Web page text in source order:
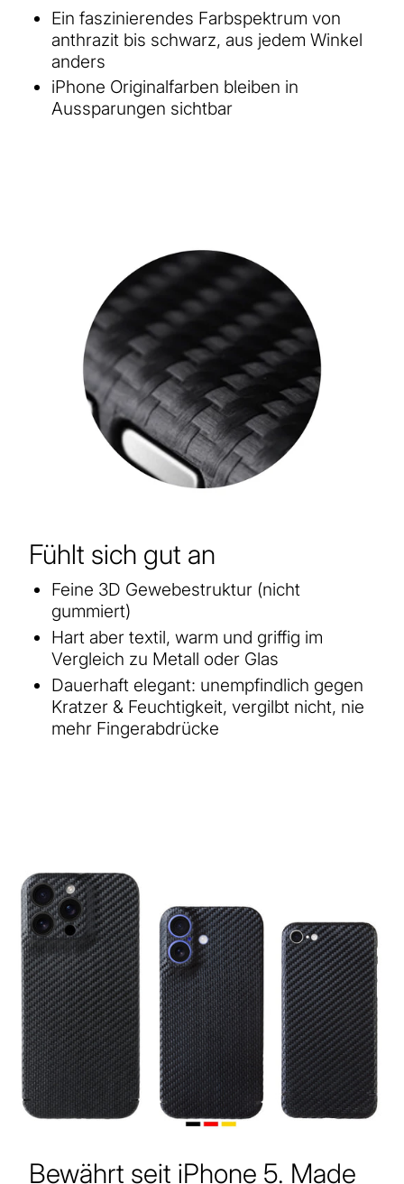
Ein faszinierendes Farbspektrum von
anthrazit bis schwarz, aus jedem Winkel
anders
iPhone Originalfarben bleiben in
Aussparungen sichtbar
Fühlt sich gut an
Feine 3D Gewebestruktur (nicht
gummiert)
Hart aber textil, warm und griffig im
Vergleich zu Metall oder Glas
Dauerhaft elegant: unempfindlich gegen
Kratzer & Feuchtigkeit, vergilbt nicht, nie
mehr Fingerabdrücke
Bewährt seit iPhone 5. Made